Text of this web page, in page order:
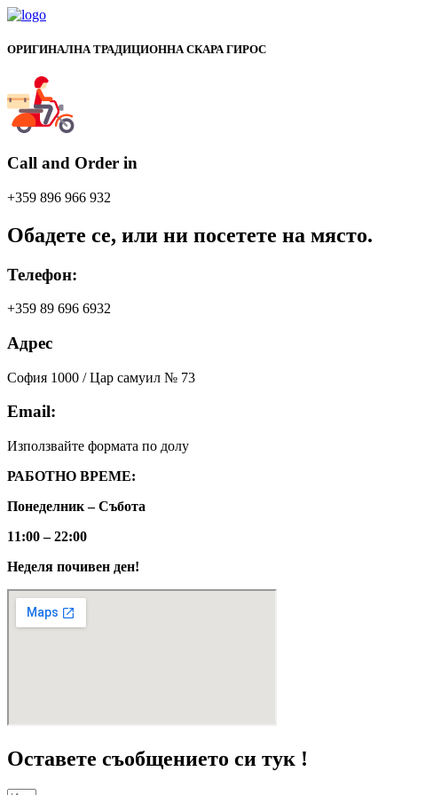
ОРИГИНАЛНА ТРАДИЦИОННА СКАРА ГИРОС
Call and Order in
+359 896 966 932
Обадете се, или ни посетете на място.
Телефон:
+359 89 696 6932
Адрес
София 1000 / Цар самуил № 73
Email:
Използвайте формата по долу
РАБОТНО ВРЕМЕ:
Понеделник – Събота
11:00 – 22:00
Неделя почивен ден!
Оставете съобщението си тук !